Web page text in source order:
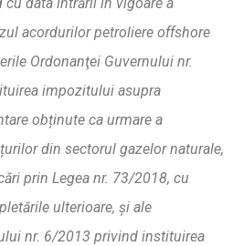
acordurilor petroliere offshore
Ordonantei Guvernului nr.
impozitului asupra
obținute ca urmare a
țurilor din sectorul gazelor naturale,
ări prin Legea nr. 73/2018, cu
ările ulterioare,și ale
nr. 6/2013 privind instituirea